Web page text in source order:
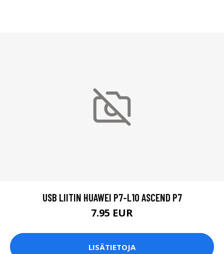
USB LIITIN HUAWEI P7-L10 ASCEND P7
7.95 EUR
LISÄTIETOJA